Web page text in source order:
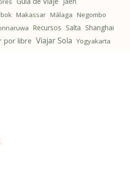
Makassar Málaga Negombo
Recursos Salta Shanghai
por libre Viajar Sola Yogyakarta